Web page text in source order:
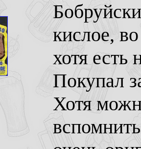
кислое,
хотя есть
Покупал
Хотя